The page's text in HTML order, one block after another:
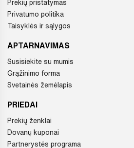
Prekių pristatymas
Privatumo politika
Taisyklės ir sąlygos
APTARNAVIMAS
Susisiekite su mumis
Grąžinimo forma
Svetainės žemėlapis
PRIEDAI
Prekių ženklai
Dovanų kuponai
Partnerystės programa